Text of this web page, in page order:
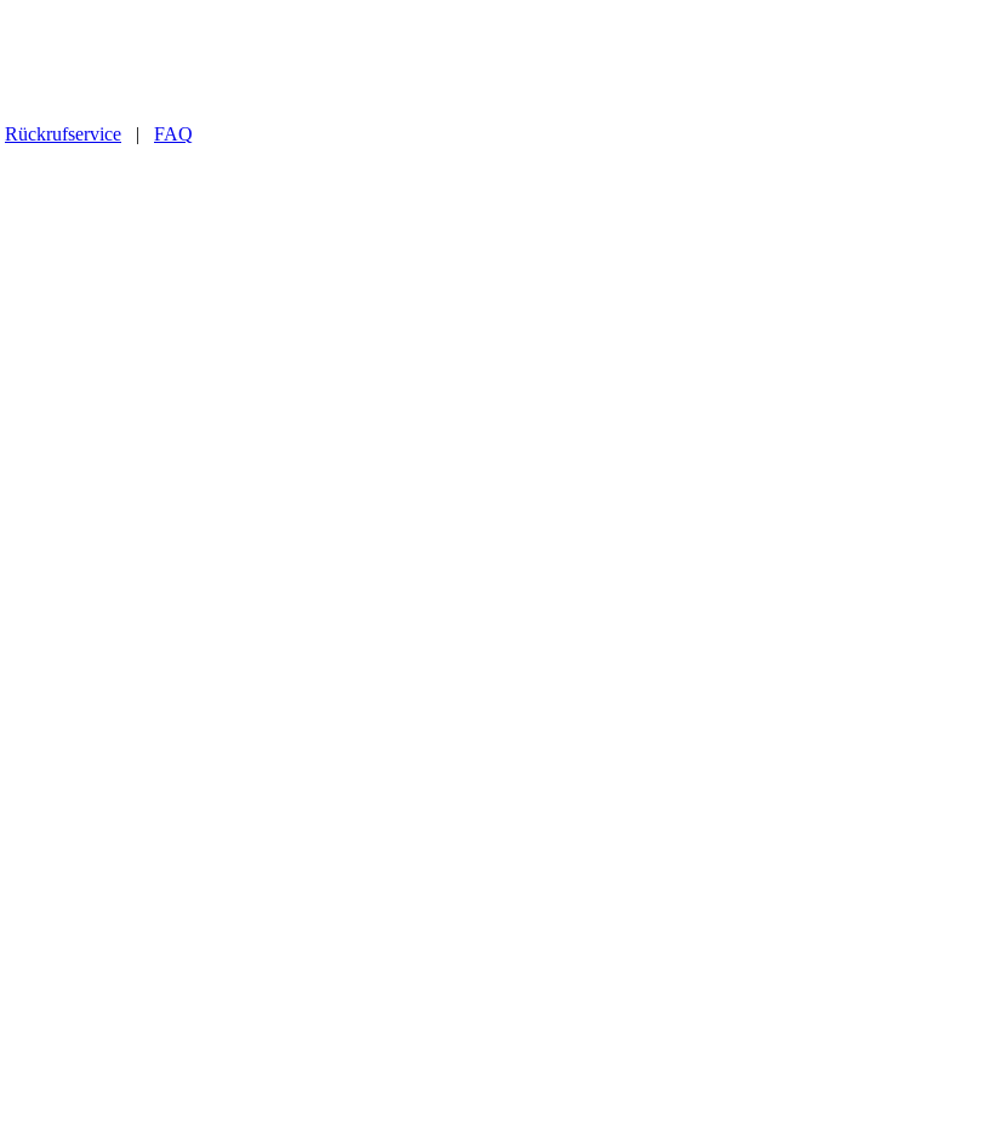
Rückrufservice |
FAQ